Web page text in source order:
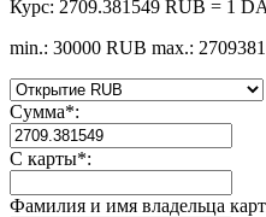
Курс: 2709.381549 RUB = 1
min.: 30000 RUB max.:
Сумма*:
С карты*:
Фамилия и имя владельца